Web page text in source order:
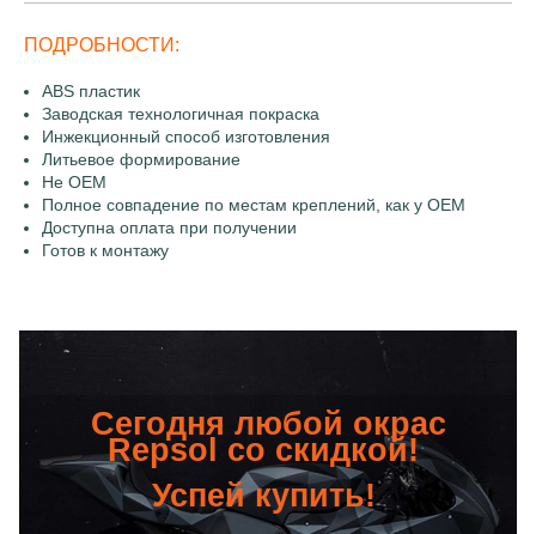
ПОДРОБНОСТИ:
ABS пластик
Заводская технологичная покраска
Инжекционный способ изготовления
Литьевое формирование
Не OEM
Полное совпадение по местам креплений, как у OEM
Доступна оплата при получении
Готов к монтажу
Сегодня любой окрас
Repsol со скидкой!
Успей купить!